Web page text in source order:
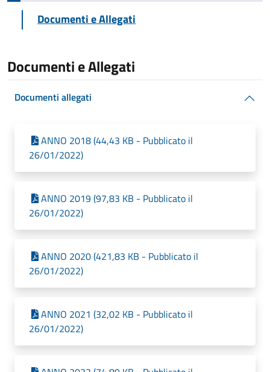
Documenti e Allegati
Documenti e Allegati
Documenti allegati
ANNO 2018 (44,43 KB - Pubblicato il
26/01/2022)
ANNO 2019 (97,83 KB - Pubblicato il
26/01/2022)
ANNO 2020 (421,83 KB - Pubblicato il
26/01/2022)
ANNO 2021 (32,02 KB - Pubblicato il
26/01/2022)